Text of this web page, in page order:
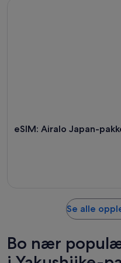
eSIM: Airalo Japan-
Se alle
Bo nær